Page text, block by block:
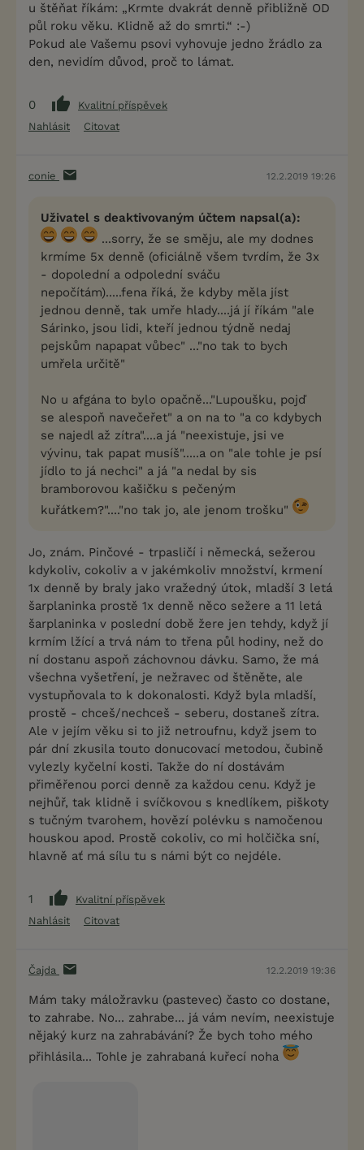
u štěňat říkám: „Krmte dvakrát denně přibližně OD
půl roku věku. Klidně až do smrti.“ :-)
Pokud ale Vašemu psovi vyhovuje jedno žrádlo za
den, nevidím důvod, proč to lámat.
0
Kvalitní příspěvek
Nahlásit
Citovat
conie 12.2.2019 19:26
Uživatel s deaktivovaným účtem napsal(a):
...sorry, že se směju, ale my dodnes
krmíme 5x denně (oficiálně všem tvrdím, že 3x
- dopolední a odpolední sváču
nepočítám).....fena říká, že kdyby měla jíst
jednou denně, tak umře hlady....já jí říkám "ale
Sárinko, jsou lidi, kteří jednou týdně nedaj
pejskům napapat vůbec" ..."no tak to bych
umřela určitě"
No u afgána to bylo opačně..."Lupoušku, pojď
se alespoň navečeřet" a on na to "a co kdybych
se najedl až zítra"....a já "neexistuje, jsi ve
vývinu, tak papat musíš".....a on "ale tohle je psí
jídlo to já nechci" a já "a nedal by sis
bramborovou kašičku s pečeným
kuřátkem?"...."no tak jo, ale jenom trošku"
Jo, znám. Pinčové - trpasličí i německá, sežerou
kdykoliv, cokoliv a v jakémkoliv množství, krmení
1x denně by braly jako vražedný útok, mladší 3 letá
šarplaninka prostě 1x denně něco sežere a 11 letá
šarplaninka v poslední době žere jen tehdy, když jí
krmím lžící a trvá nám to třena půl hodiny, než do
ní dostanu aspoň záchovnou dávku. Samo, že má
všechna vyšetření, je nežravec od štěněte, ale
vystupňovala to k dokonalosti. Když byla mladší,
prostě - chceš/nechceš - seberu, dostaneš zítra.
Ale v jejím věku si to již netroufnu, když jsem to
pár dní zkusila touto donucovací metodou, čubině
vylezly kyčelní kosti. Takže do ní dostávám
přiměřenou porci denně za každou cenu. Když je
nejhůř, tak klidně i svíčkovou s knedlíkem, piškoty
s tučným tvarohem, hovězí polévku s namočenou
houskou apod. Prostě cokoliv, co mi holčička sní,
hlavně ať má sílu tu s námi být co nejdéle.
1
Kvalitní příspěvek
Nahlásit
Citovat
Čajda 12.2.2019 19:36
Mám taky máložravku (pastevec) často co dostane,
to zahrabe. No... zahrabe... já vám nevím, neexistuje
nějaký kurz na zahrabávání? Že bych toho mého
přihlásila... Tohle je zahrabaná kuřecí noha